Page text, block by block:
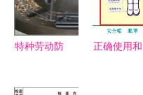
特种劳动防
与厂家选择
正确使用和